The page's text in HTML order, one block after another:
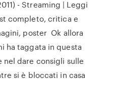
- Streaming | Leggi
completo, critica e
poster Ok allora
ha taggata in questa
nel dare consigli sulle
si è bloccati in casa